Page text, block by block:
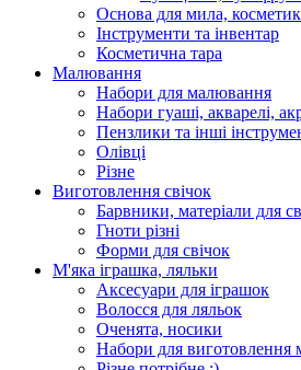
Основа для мила,
Інструменти та інвентар
Косметична тара
Малювання
Набори для малювання
Набори гуаші, акварелі,
Пензлики та інші
Олівці
Різне
Виготовлення свічок
Барвники, матеріали для
Гноти різні
Форми для свічок
М'яка іграшка, ляльки
Аксесуари для іграшок
Волосся для ляльок
Оченята, носики
Набори для виготовлення